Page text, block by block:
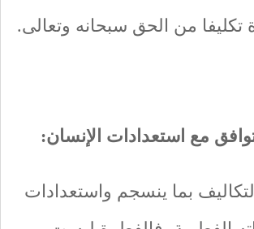
تكليفا من الحق سبحانه وتعالى.
مع استعدادات الإنسان:
بما ينسجم واستعدادات